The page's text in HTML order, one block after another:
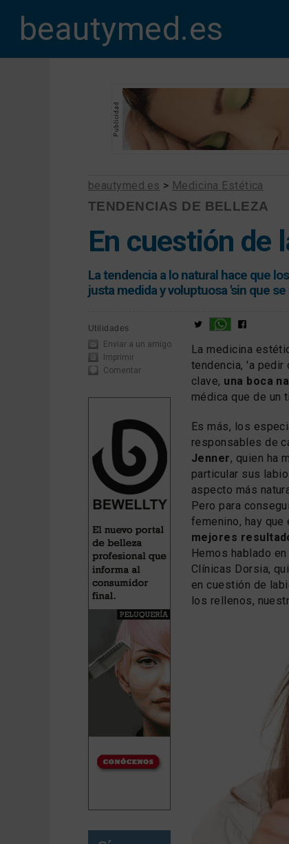
beautymed.es
beautymed.es > Medicina Estética
TENDENCIAS DE BELLEZA
En cuestión de
La tendencia a lo natural hace que
justa medida y voluptuosa 'sin que
Utilidades
Enviar a un amigo
Imprimir
Comentar
La medicina
tendencia, 'a pedir
clave, una boca
médica que de un
Es más, los
responsables de
Jenner, quien ha
particular sus
aspecto más
Pero para
femenino, hay que
mejores
Hemos hablado
Clínicas Dorsia,
en cuestión de
los rellenos,